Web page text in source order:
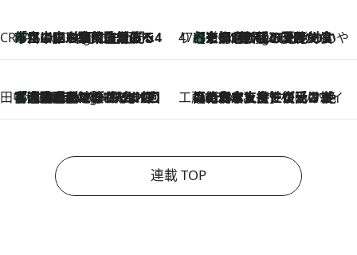
CREA'S CHOICE
1 Hour Ago
「立川にも歌舞伎があるんだよ」 片岡仁左衛門・市川中車ら豪華座組みで4年目の立川立飛歌舞伎へ 47都道府県の手みやげ ひんやりスイーツで夏を満喫
1 Hour Ago
【京都府】この夏絶対食べたい 冷やしておいしいおやつ3選 ひと口目から心を掴む新緑のテリーヌ
田中稲の勝手に再ブーム
6 Hours Ago
「湘南乃風に憧れて」観客大盛上がりの“タオル回し”に、ラッパー顔負けの高速歌唱まで…さだまさし（74）のアグレッシブすぎる現在地 工藤まやのおもてなしハワイ
2026.8.6
【ハワイ土産】ローカルの絶大な支持で復活！ 絶品の幻クッキー《元ファンの日本人女性が受け継いだ名店》
連載 TOP